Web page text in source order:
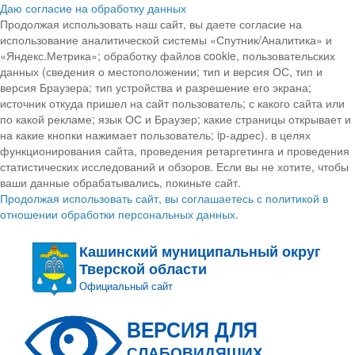
Даю согласие на обработку данных
Продолжая использовать наш сайт, вы даете согласие на
использование аналитической системы «Спутник/Аналитика» и
«Яндекс.Метрика»; обработку файлов cookie, пользовательских
данных (сведения о местоположении; тип и версия ОС, тип и
версия Браузера; тип устройства и разрешение его экрана;
источник откуда пришел на сайт пользователь; с какого сайта или
по какой рекламе; язык ОС и Браузер; какие страницы открывает и
на какие кнопки нажимает пользователь; ip-адрес). в целях
функционирования сайта, проведения ретаргетинга и проведения
статистических исследований и обзоров. Если вы не хотите, чтобы
ваши данные обрабатывались, покиньте сайт.
Продолжая использовать сайт, вы соглашаетесь с политикой в
отношении обработки персональных данных.